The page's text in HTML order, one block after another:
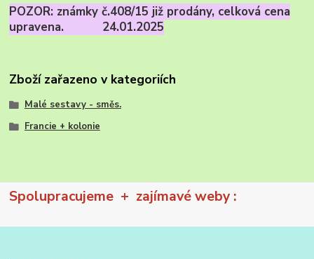
POZOR: známky č.408/15 již prodány, celková cena
upravena. 24.01.2025
Zboží zařazeno v kategoriích
Malé sestavy - směs.
Francie + kolonie
Spolupracujeme + zajímavé weby :